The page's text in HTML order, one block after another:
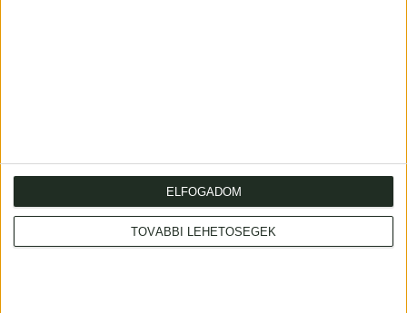
TOVÁBBI LEHETŐSÉGEK
ELFOGADOM
: 1053 Budapest., Múzeum krt. 13-15.
Telefon: +36 1 317 3514
Nyitva: hétköznap 10-18h, szombat 10-14h